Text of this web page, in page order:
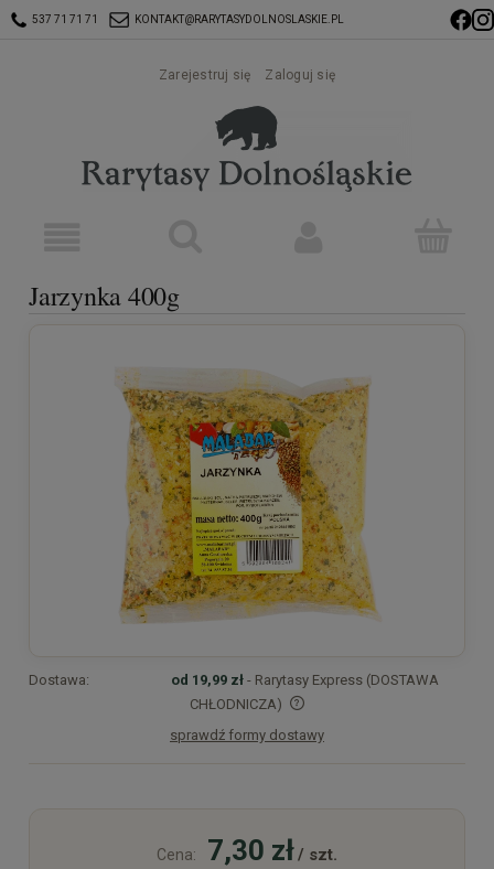
537 71 71 71 KONTAKT@RARYTASYDOLNOSLASKIE.PL
Zarejestruj się Zaloguj się
Jarzynka 400g
Dostawa: od 19,99 zł - Rarytasy Express (DOSTAWA
CHŁODNICZA)
Cena nie zawiera ewentualnych kosztów płatności
sprawdź formy dostawy
Cena: 7,30 zł/ szt.